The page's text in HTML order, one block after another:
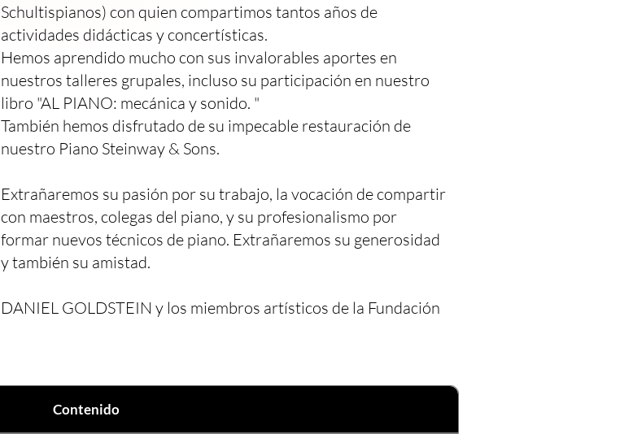
Schultispianos) con quien compartimos tantos años de
actividades didácticas y concertísticas.
Hemos aprendido mucho con sus invalorables aportes en
nuestros talleres grupales, incluso su participación en nuestro
libro "AL PIANO: mecánica y sonido. "
También hemos disfrutado de su impecable restauración de
nuestro Piano Steinway & Sons.
Extrañaremos su pasión por su trabajo, la vocación de compartir
con maestros, colegas del piano, y su profesionalismo por
formar nuevos técnicos de piano. Extrañaremos su generosidad
y también su amistad.
DANIEL GOLDSTEIN y los miembros artísticos de la Fundación
Contenido